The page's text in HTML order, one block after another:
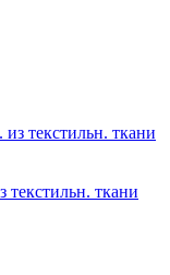
ткани